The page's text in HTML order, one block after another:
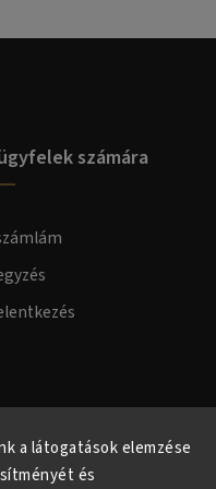
a látogatások elemzése
és
számára